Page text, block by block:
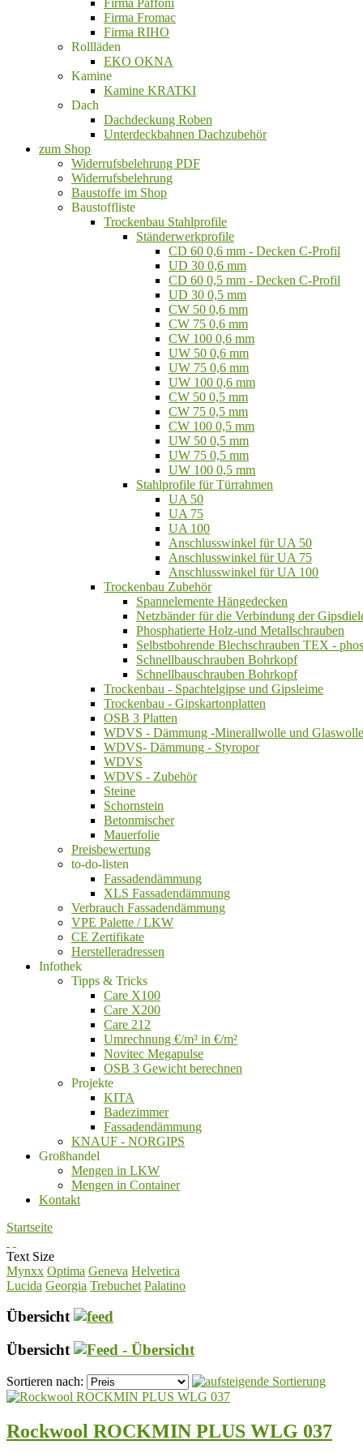
Firma Fromac
Firma RIHO
Rollläden
EKO OKNA
Kamine
Kamine KRATKI
Dach
Dachdeckung Roben
Unterdeckbahnen Dachzubehör
zum Shop
Widerrufsbelehrung PDF
Widerrufsbelehrung
Baustoffe im Shop
Baustoffliste
Trockenbau Stahlprofile
Ständerwerkprofile
CD 60 0,6 mm - Decken C-Profil
UD 30 0,6 mm
CD 60 0,5 mm - Decken C-Profil
UD 30 0,5 mm
CW 50 0,6 mm
CW 75 0,6 mm
CW 100 0,6 mm
UW 50 0,6 mm
UW 75 0,6 mm
UW 100 0,6 mm
CW 50 0,5 mm
CW 75 0,5 mm
CW 100 0,5 mm
UW 50 0,5 mm
UW 75 0,5 mm
UW 100 0,5 mm
Stahlprofile für Türrahmen
UA 50
UA 75
UA 100
Anschlusswinkel für UA 50
Anschlusswinkel für UA 75
Anschlusswinkel für UA 100
Trockenbau Zubehör
Spannelemente Hängedecken
Netzbänder für die Verbindung der
Phosphatierte Holz-und Metallschrauben
Selbstbohrende Blechschrauben TEX -
Schnellbauschrauben Bohrkopf
Schnellbauschrauben Bohrkopf
Trockenbau - Spachtelgipse und Gipsleime
Trockenbau - Gipskartonplatten
OSB 3 Platten
WDVS - Dämmung -Minerallwolle und Glaswolle
WDVS- Dämmung - Styropor
WDVS
WDVS - Zubehör
Steine
Schornstein
Betonmischer
Mauerfolie
Preisbewertung
to-do-listen
Fassadendämmung
XLS Fassadendämmung
Verbrauch Fassadendämmung
VPE Palette / LKW
CE Zertifikate
Herstelleradressen
Infothek
Tipps & Tricks
Care X100
Care X200
Care 212
Umrechnung €/m³ in €/m²
Novitec Megapulse
OSB 3 Gewicht berechnen
Projekte
KITA
Badezimmer
Fassadendämmung
KNAUF - NORGIPS
Großhandel
Mengen in LKW
Mengen in Container
Kontakt
Startseite
Text Size
Mynxx Optima Geneva Helvetica
Lucida Georgia Trebuchet Palatino
Übersicht
Übersicht
Sortieren nach:
Rockwool ROCKMIN PLUS WLG 037